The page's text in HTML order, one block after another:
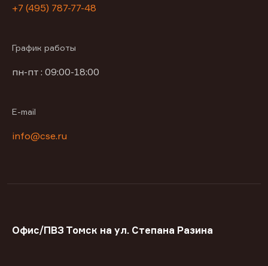
+7 (495) 787-77-48
График работы
пн-пт : 09:00-18:00
E-mail
info@cse.ru
Офис/ПВЗ Томск на ул. Степана Разина